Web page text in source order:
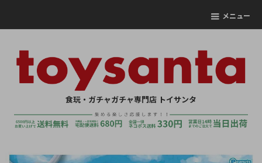
メニュー
食玩・ガチャガチャ専門店 トイサンタ